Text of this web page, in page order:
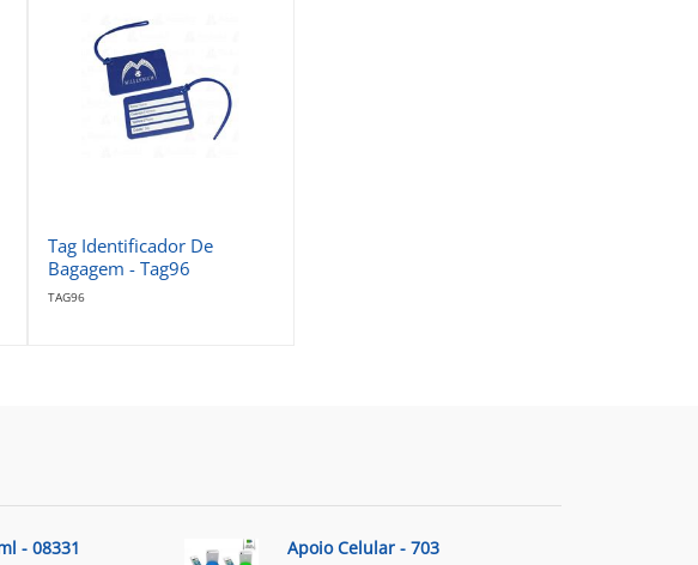
Tag Identificador De
Bagagem - Tag96
TAG96
- 08331 Apoio Celular - 703